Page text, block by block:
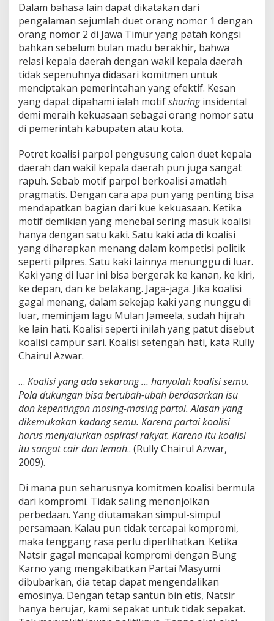
Dalam bahasa lain dapat dikatakan dari
pengalaman sejumlah duet orang nomor 1 dengan
orang nomor 2 di Jawa Timur yang patah kongsi
bahkan sebelum bulan madu berakhir, bahwa
relasi kepala daerah dengan wakil kepala daerah
tidak sepenuhnya didasari komitmen untuk
menciptakan pemerintahan yang efektif. Kesan
yang dapat dipahami ialah motifsharinginsidental
demi meraih kekuasaan sebagai orang nomor satu
di pemerintah kabupaten atau kota.
Potret koalisi parpol pengusung calon duet kepala
daerah dan wakil kepala daerah pun juga sangat
rapuh. Sebab motif parpol berkoalisi amatlah
pragmatis. Dengan cara apa pun yang penting bisa
mendapatkan bagian dari kue kekuasaan. Ketika
motif demikian yang menebal sering masuk koalisi
hanya dengan satu kaki. Satu kaki ada di koalisi
yang diharapkan menang dalam kompetisi politik
seperti pilpres. Satu kaki lainnya menunggu di luar.
Kaki yang di luar ini bisa bergerak ke kanan, ke kiri,
ke depan, dan ke belakang. Jaga-jaga. Jika koalisi
gagal menang, dalam sekejap kaki yang nunggu di
luar, meminjam lagu Mulan Jameela, sudah hijrah
ke lain hati. Koalisi seperti inilah yang patut disebut
koalisi campur sari. Koalisi setengah hati, kata Rully
Chairul Azwar.
… Koalisi yang ada sekarang … hanyalah koalisi semu.
Pola dukungan bisa berubah-ubah berdasarkan isu
dan kepentingan masing-masing partai. Alasan yang
dikemukakan kadang semu. Karena partai koalisi
harus menyalurkan aspirasi rakyat. Karena itu koalisi
itu sangat cair dan lemah.. (Rully Chairul Azwar,
2009).
Di mana pun seharusnya komitmen koalisi bermula
dari kompromi. Tidak saling menonjolkan
perbedaan. Yang diutamakan simpul-simpul
persamaan. Kalau pun tidak tercapai kompromi,
maka tenggang rasa perlu diperlihatkan. Ketika
Natsir gagal mencapai kompromi dengan Bung
Karno yang mengakibatkan Partai Masyumi
dibubarkan, dia tetap dapat mengendalikan
emosinya. Dengan tetap santun bin etis, Natsir
hanya berujar, kami sepakat untuk tidak sepakat.